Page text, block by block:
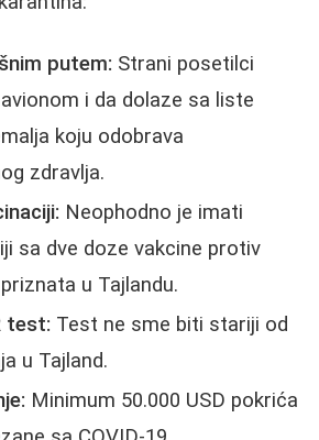
putem: Strani posetilci
i da dolaze sa liste
koju odobrava
zdravlja.
Neophodno je imati
sa dve doze vakcine protiv
u Tajlandu.
test: Test ne sme biti stariji od
u Tajland.
Minimum 50.000 USD pokrića